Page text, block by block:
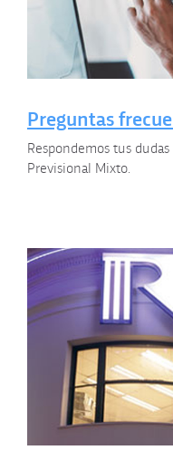
Preguntas
Respondemos tus
Previsional Mixto.